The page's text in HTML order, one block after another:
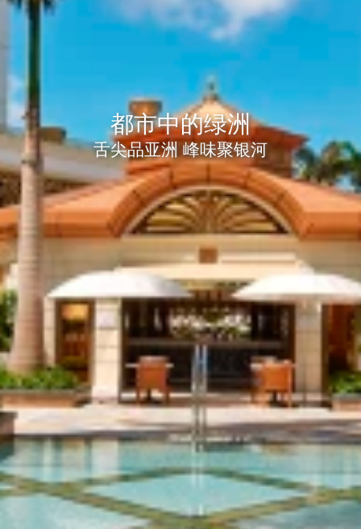
都市中的绿洲
舌尖品亚洲 峰味聚银河